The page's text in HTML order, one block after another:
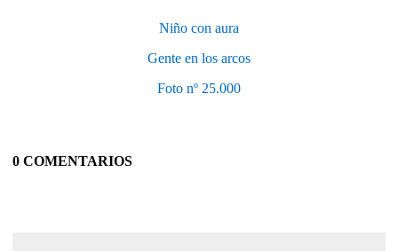
Niño con aura
Gente en los arcos
Foto nº 25.000
0 COMENTARIOS